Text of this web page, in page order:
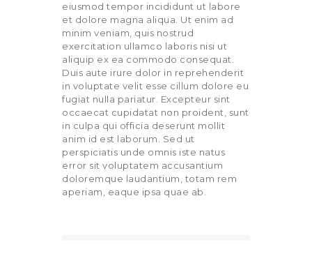
eiusmod tempor incididunt ut labore
et dolore magna aliqua. Ut enim ad
minim veniam, quis nostrud
exercitation ullamco laboris nisi ut
aliquip ex ea commodo consequat.
Duis aute irure dolor in reprehenderit
in voluptate velit esse cillum dolore eu
fugiat nulla pariatur. Excepteur sint
occaecat cupidatat non proident, sunt
in culpa qui officia deserunt mollit
anim id est laborum. Sed ut
perspiciatis unde omnis iste natus
error sit voluptatem accusantium
doloremque laudantium, totam rem
aperiam, eaque ipsa quae ab.